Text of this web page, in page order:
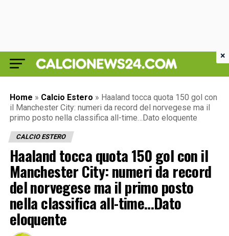
Home » Calcio Estero » Haaland tocca quota 150 gol con
il Manchester City: numeri da record del norvegese ma il
primo posto nella classifica all-time…Dato eloquente
CALCIO ESTERO
Haaland tocca quota 150 gol con il
Manchester City: numeri da record
del norvegese ma il primo posto
nella classifica all-time…Dato
eloquente
×